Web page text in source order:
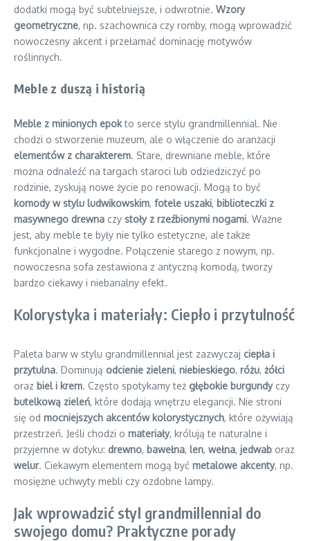
dodatki mogą być subtelniejsze, i odwrotnie. Wzory
geometryczne, np. szachownica czy romby, mogą wprowadzić
nowoczesny akcent i przełamać dominację motywów
roślinnych.
Meble z duszą i historią
Meble z minionych epokto serce stylu grandmillennial. Nie
chodzi o stworzenie muzeum, ale o włączenie do aranżacji
elementów z charakterem. Stare, drewniane meble, które
można odnaleźć na targach staroci lub odziedziczyć po
rodzinie, zyskują nowe życie po renowacji. Mogą to być
komody w stylu ludwikowskim, fotele uszaki, biblioteczki z
masywnego drewna czy stoły z rzeźbionymi nogami. Ważne
jest, aby meble te były nie tylko estetyczne, ale także
funkcjonalne i wygodne. Połączenie starego z nowym, np.
nowoczesna sofa zestawiona z antyczną komodą, tworzy
bardzo ciekawy i niebanalny efekt.
Kolorystyka i materiały: Ciepło i przytulność
Paleta barw w stylu grandmillennial jest zazwyczaj ciepła i
przytulna. Dominują odcienie zieleni, niebieskiego, różu, żółci
oraz biel i krem. Często spotykamy też głębokie burgundyczy
butelkową zieleń, które dodają wnętrzu elegancji. Nie stroni
się od mocniejszych akcentów kolorystycznych, które ożywiają
przestrzeń. Jeśli chodzi o materiały, królują te naturalne i
przyjemne w dotyku: drewno, bawełna, len, wełna, jedwab oraz
welur. Ciekawym elementem mogą być metalowe akcenty, np.
mosiężne uchwyty mebli czy ozdobne lampy.
Jak wprowadzić styl grandmillennial do
swojego domu? Praktyczne porady